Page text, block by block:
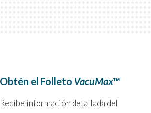
Obtén el Folleto VacuMax™
Recibe información detallada del